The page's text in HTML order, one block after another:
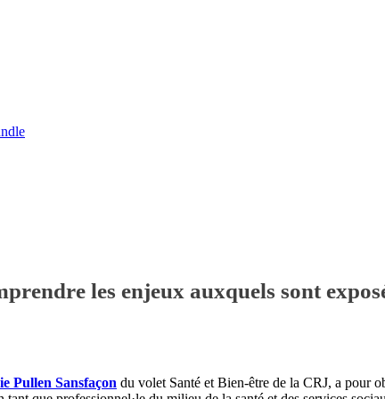
les enjeux auxquels sont
Pullen Sansfaçon du volet Santé et Bien-être de la CRJ, a pour